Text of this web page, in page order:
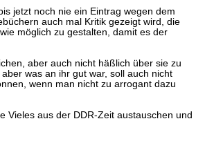
jetzt noch nie ein Eintrag wegen dem
auch mal Kritik gezeigt wird, die
möglich zu gestalten, damit es der
aber auch nicht häßlich über sie zu
was an ihr gut war, soll auch nicht
wenn man nicht zu arrogant dazu
Vieles aus der DDR-Zeit austauschen und